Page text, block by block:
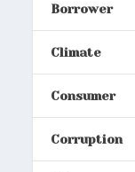
Borrower
Climate
Consumer
Corruption